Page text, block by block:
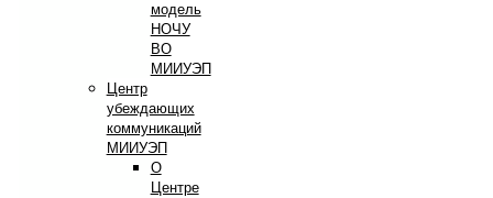
модель
НОЧУ
ВО
МИИУЭП
Центр
убеждающих
коммуникаций
МИИУЭП
О
Центре